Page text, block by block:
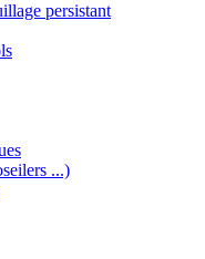
persistant
...)